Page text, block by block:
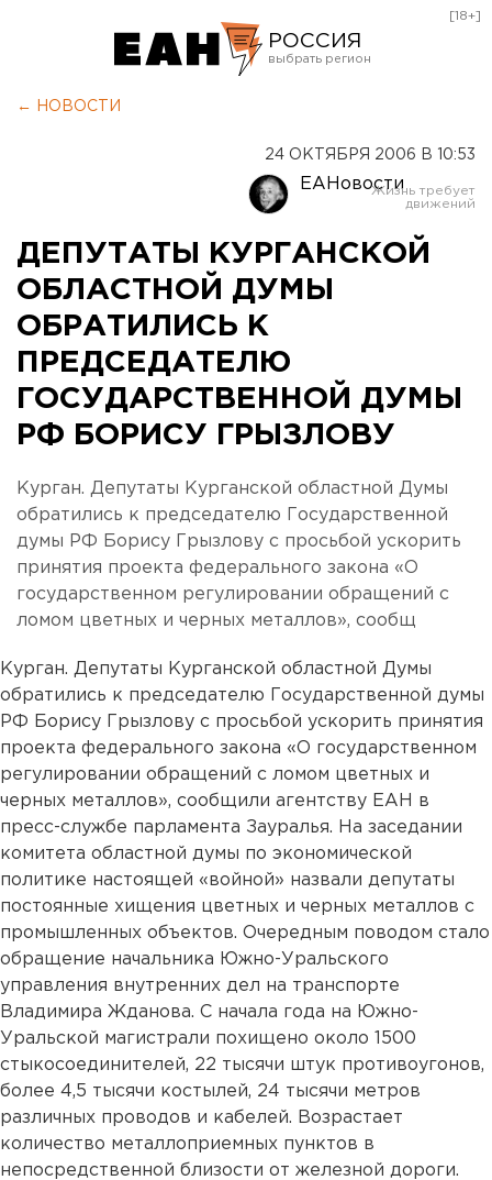
РОССИЯ
Оренбург
[18+]
← НОВОСТИ
24 ОКТЯБРЯ 2006 В 10:53
ЕАНовости
ДЕПУТАТЫ КУРГАНСКОЙ
ОБЛАСТНОЙ ДУМЫ
ОБРАТИЛИСЬ К
ПРЕДСЕДАТЕЛЮ
ГОСУДАРСТВЕННОЙ ДУМЫ
РФ БОРИСУ ГРЫЗЛОВУ
Курган. Депутаты Курганской областной Думы
обратились к председателю Государственной
думы РФ Борису Грызлову с просьбой ускорить
принятия проекта федерального закона «О
государственном регулировании обращений с
ломом цветных и черных металлов», сообщ
Курган. Депутаты Курганской областной Думы
обратились к председателю Государственной думы
РФ Борису Грызлову с просьбой ускорить принятия
проекта федерального закона «О государственном
регулировании обращений с ломом цветных и
черных металлов», сообщили агентству ЕАН в
пресс-службе парламента Зауралья. На заседании
комитета областной думы по экономической
политике настоящей «войной» назвали депутаты
постоянные хищения цветных и черных металлов с
промышленных объектов. Очередным поводом стало
обращение начальника Южно-Уральского
управления внутренних дел на транспорте
Владимира Жданова. С начала года на Южно-
Уральской магистрали похищено около 1500
стыкосоединителей, 22 тысячи штук противоугонов,
более 4,5 тысячи костылей, 24 тысячи метров
различных проводов и кабелей. Возрастает
количество металлоприемных пунктов в
непосредственной близости от железной дороги.